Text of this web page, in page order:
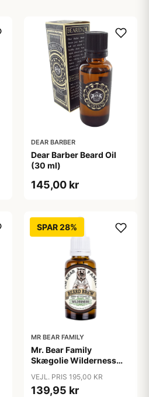
DEAR BARBER
Dear Barber Beard Oil
(30 ml)
145,00 kr
SPAR 28%
MR BEAR FAMILY
Mr. Bear Family
Skægolie Wilderness
VEJL. PRIS 195,00 KR
139,95 kr